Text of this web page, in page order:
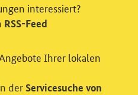
um Ihre Einwilligung für
unserer Webseite: Wir
verstehen, um
zu verbessern. Zusätzlich
eines Videodienstes
interessiert?
RSS-Feed
Ihrer lokalen
der Servicesuche von